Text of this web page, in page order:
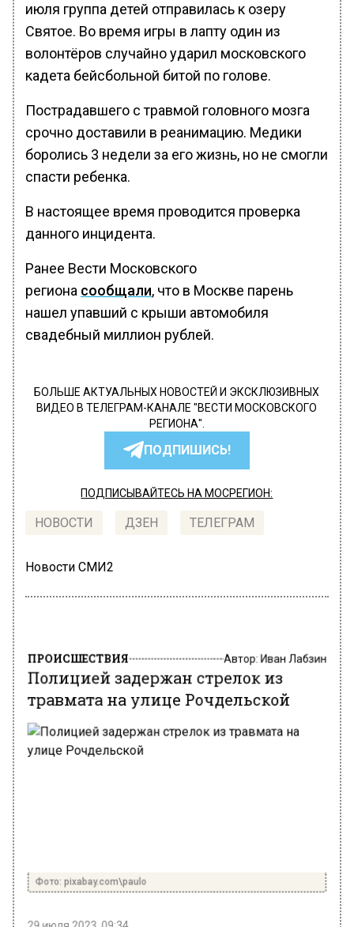
июля группа детей отправилась к озеру
Святое. Во время игры в лапту один из
волонтёров случайно ударил московского
кадета бейсбольной битой по голове.
Пострадавшего с травмой головного мозга
срочно доставили в реанимацию. Медики
боролись 3 недели за его жизнь, но не смогли
спасти ребенка.
В настоящее время проводится проверка
данного инцидента.
Ранее Вести Московского
региона сообщали, что в Москве парень
нашел упавший с крыши автомобиля
свадебный миллион рублей.
БОЛЬШЕ АКТУАЛЬНЫХ НОВОСТЕЙ И ЭКСКЛЮЗИВНЫХ
ВИДЕО В ТЕЛЕГРАМ-КАНАЛЕ "ВЕСТИ МОСКОВСКОГО
РЕГИОНА".
ПОДПИШИСЬ!
ПОДПИСЫВАЙТЕСЬ НА МОСРЕГИОН:
НОВОСТИ ДЗЕН ТЕЛЕГРАМ
Новости СМИ2
Полицией задержан стрелок из
травмата на улице Рочдельской
Фото: pixabay.com\paulo
29 июля 2023, 09:34